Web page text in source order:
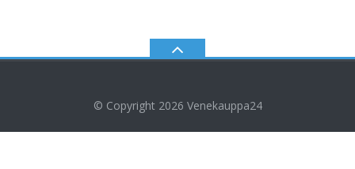
© Copyright 2026 Venekauppa24